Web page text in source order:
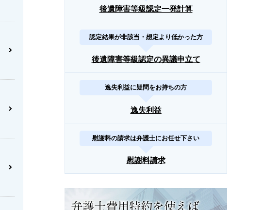
後遺障害等級認定一発計算
認定結果が非該当・想定より低かった方
後遺障害等級認定の異議申立て
逸失利益に疑問をお持ちの方
逸失利益
慰謝料の請求は弁護士にお任せ下さい
慰謝料請求